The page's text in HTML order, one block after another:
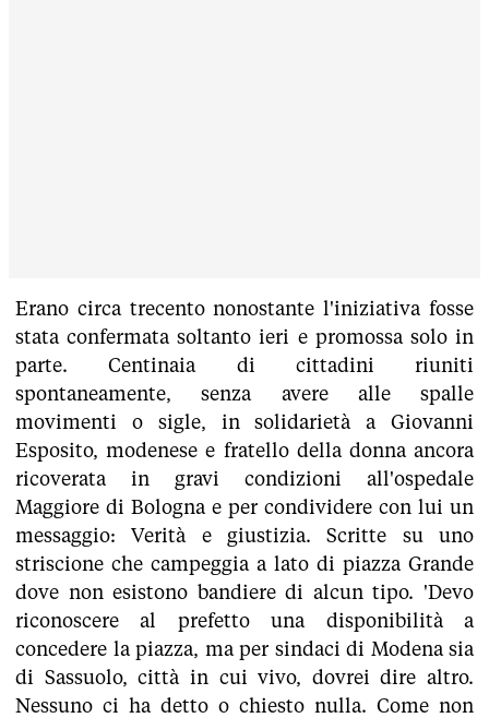
Erano circa trecento nonostante l'iniziativa fosse
stata confermata soltanto ieri e promossa solo in
parte. Centinaia di cittadini riuniti
spontaneamente, senza avere alle spalle
movimenti o sigle, in solidarietà a Giovanni
Esposito, modenese e fratello della donna ancora
ricoverata in gravi condizioni all'ospedale
Maggiore di Bologna e per condividere con lui un
messaggio: Verità e giustizia. Scritte su uno
striscione che campeggia a lato di piazza Grande
dove non esistono bandiere di alcun tipo. 'Devo
riconoscere al prefetto una disponibilità a
concedere la piazza, ma per sindaci di Modena sia
di Sassuolo, città in cui vivo, dovrei dire altro.
Nessuno ci ha detto o chiesto nulla. Come non